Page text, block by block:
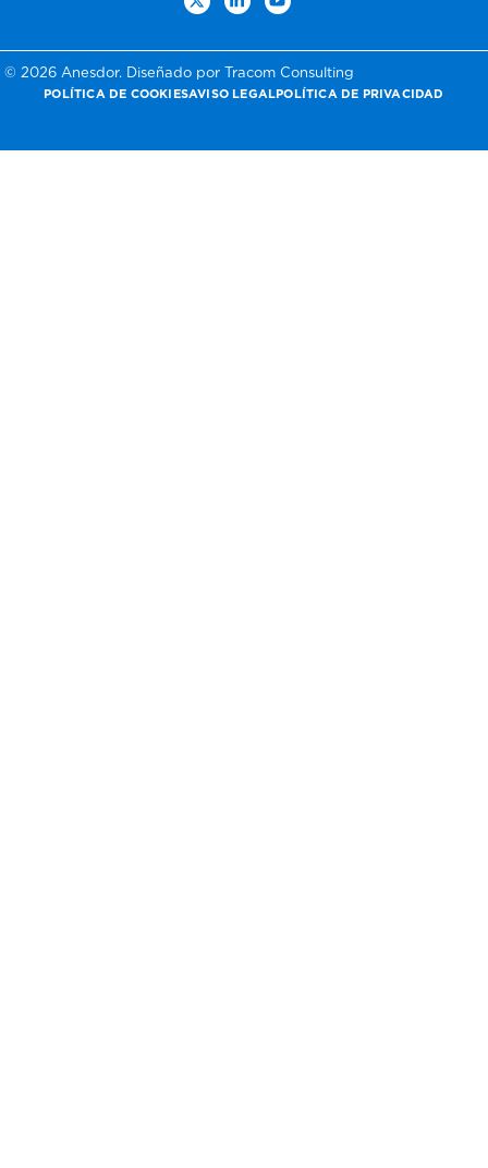
© 2026 Anesdor. Diseñado por Tracom Consulting
POLÍTICA DE COOKIESAVISO LEGALPOLÍTICA DE PRIVACIDAD